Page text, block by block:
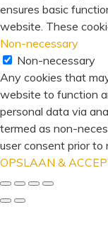
ensures basic
website. These
Non-necessary
Non-necessary
Any cookies that
website to function
personal data via
termed as non-
user consent prior to
OPSLAAN &